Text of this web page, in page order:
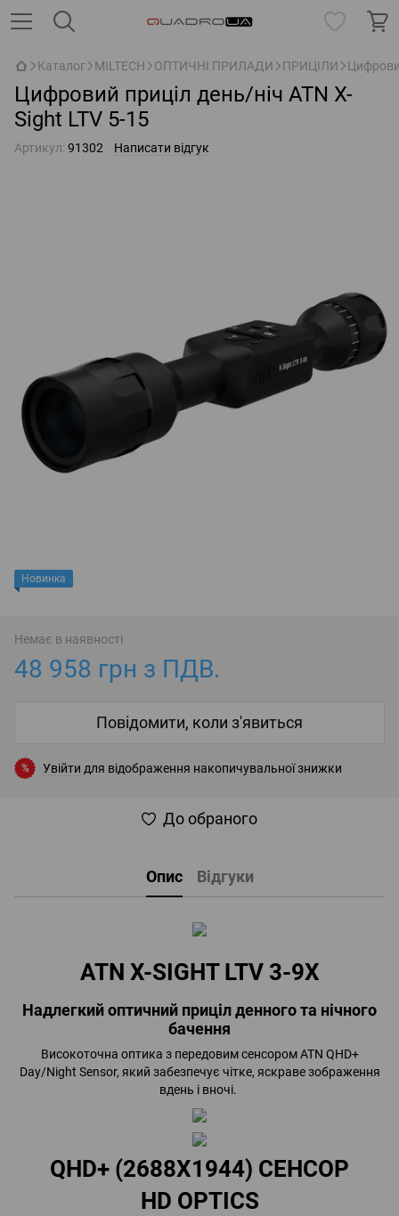
Каталог MILTECH ОПТИЧНІ ПРИЛАДИ ПРИЦІЛИ
Цифровий приціл день/ніч ATN X-
Sight LTV 5-15
Артикул: 91302 Написати відгук
Новинка
Немає в наявності
48 958 грн з ПДВ.
Повідомити, коли з'явиться
% Увійти для відображення накопичувальної знижки
До обраного
Опис Відгуки
ATN X-SIGHT LTV 3-9X
Надлегкий оптичний приціл денного та нічного
бачення
Високоточна оптика з передовим сенсором ATN QHD+
Day/Night Sensor, який забезпечує чітке, яскраве зображення
вдень і вночі.
QHD+ (2688X1944) СЕНСОР
HD OPTICS